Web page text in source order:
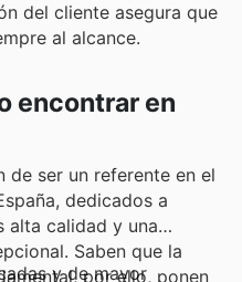
del cliente asegura que
al alcance.
encontrar en
de ser un referente en el
dedicados a
alta calidad y una
Saben que la
por ello, ponen
y de mayor